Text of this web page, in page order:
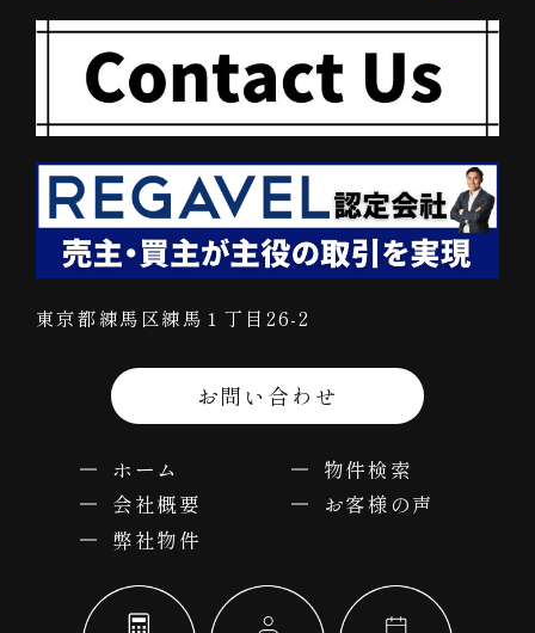
東京都練馬区練馬１丁目26-2
お問い合わせ
ホーム
物件検索
会社概要
お客様の声
弊社物件